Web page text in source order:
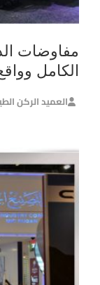
مفاوضات
الكامل
العميد الركن